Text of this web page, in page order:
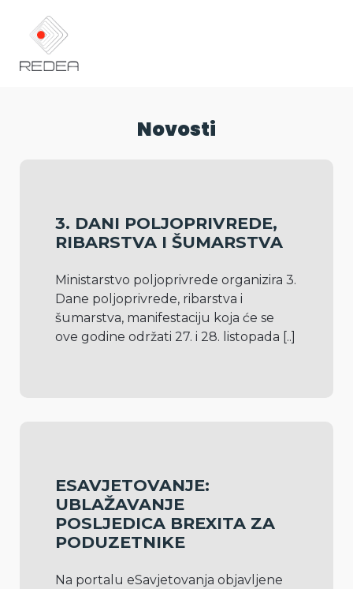
Novosti
3. DANI POLJOPRIVREDE,
RIBARSTVA I ŠUMARSTVA
Ministarstvo poljoprivrede organizira 3.
Dane poljoprivrede, ribarstva i
šumarstva, manifestaciju koja će se
ove godine održati 27. i 28. listopada [..]
ESAVJETOVANJE:
UBLAŽAVANJE
POSLJEDICA BREXITA ZA
PODUZETNIKE
Na portalu eSavjetovanja objavljene